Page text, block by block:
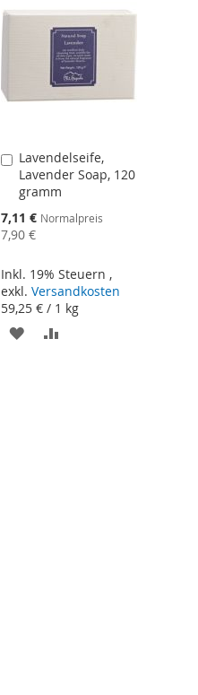
HINZUFÜGEN
HINZUFÜGEN
Lavendelseife,
Lavender Soap, 120
gramm
Sonderangebot
7,11 € Normalpreis
7,90 €
Inkl. 19% Steuern ,
exkl.Versandkosten
59,25 € / 1 kg
In
den
Warenkorb
ZUR